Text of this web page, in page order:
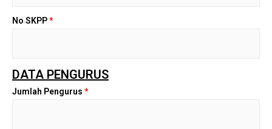
No SKPP*
DATA PENGURUS
Jumlah Pengurus *